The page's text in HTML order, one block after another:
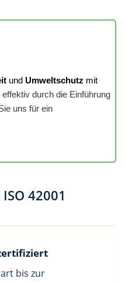
und Umweltschutz mit
durch die Einführung
uns für ein
42001
bis zur